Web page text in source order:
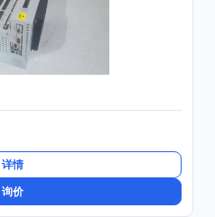
详情
询价